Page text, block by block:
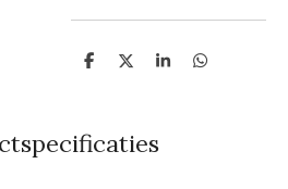
D
n
D
S
D